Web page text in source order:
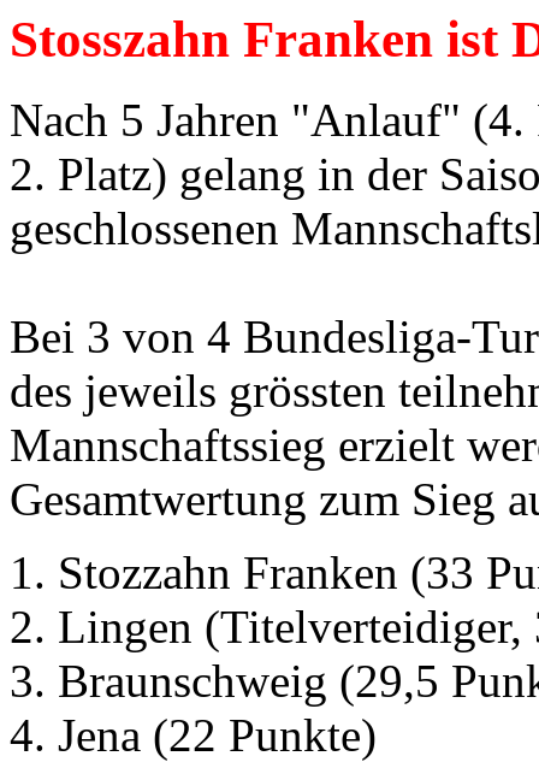
Stosszahn Franken ist
Nach 5 Jahren "Anlauf"
2. Platz) gelang in der
geschlossenen
Bei 3 von 4 Bundesliga-
des jeweils grössten
Mannschaftssieg erzielt
Gesamtwertung zum Sieg
Stozzahn Franken (33
Lingen (Titelverteidiger,
Braunschweig (29,5
Jena (22 Punkte)